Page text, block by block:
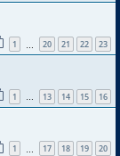
1 20 21 22 23
1 … 13 14 15 16
1 17 18 19 20